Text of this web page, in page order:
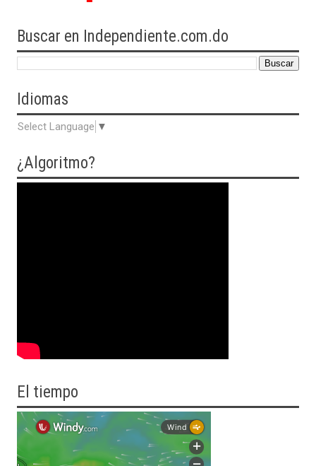
Buscar en Independiente.com.do
Idiomas
Select Language ▼
¿Algoritmo?
El tiempo